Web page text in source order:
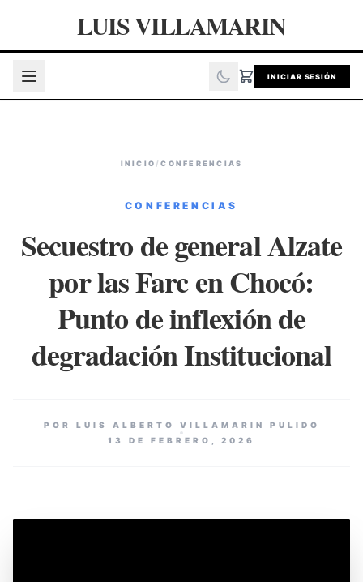
LUIS VILLAMARIN
INICIAR SESIÓN
INICIO /CONFERENCIAS
CONFERENCIAS
Secuestro de general Alzate
por las Farc en Chocó:
Punto de inflexión de
degradación Institucional
POR LUIS ALBERTO VILLAMARIN PULIDO
13 DE FEBRERO, 2026